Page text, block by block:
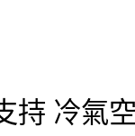
持 冷氣